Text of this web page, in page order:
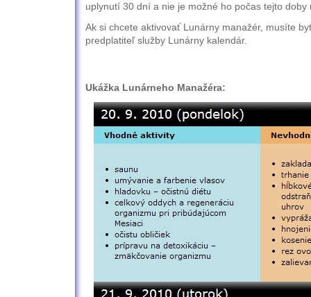
uplynutí 30 dní a nie je možné ho počas tejto
Ak si chcete aktivovať Lunárny manažér, musíte
predplatiteľ služby Lunárny kalendár.
Ukážka Lunárneho Manažéra: